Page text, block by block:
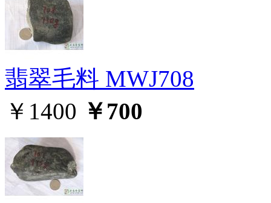
翡翠毛料 MWJ708
￥1400 ￥700